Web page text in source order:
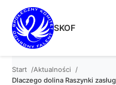
treści
SKOF
Start
Aktualności
Dlaczego dolina Raszynki